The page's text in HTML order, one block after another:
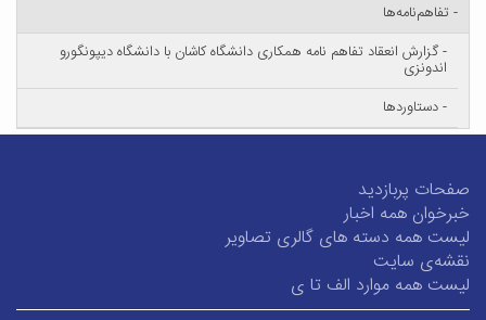
- تفاهم‌نامه‌ها
- گزارش انعقاد تفاهم نامه همکاری دانشگاه کاشان با دانشگاه دیپونگورو
اندونزی
- دستاوردها
صفحات پربازدید
خبرخوان همه اخبار
لیست همه دسته های گالری تصاویر
نقشه‌ی سایت
لیست همه موارد الف تا ی